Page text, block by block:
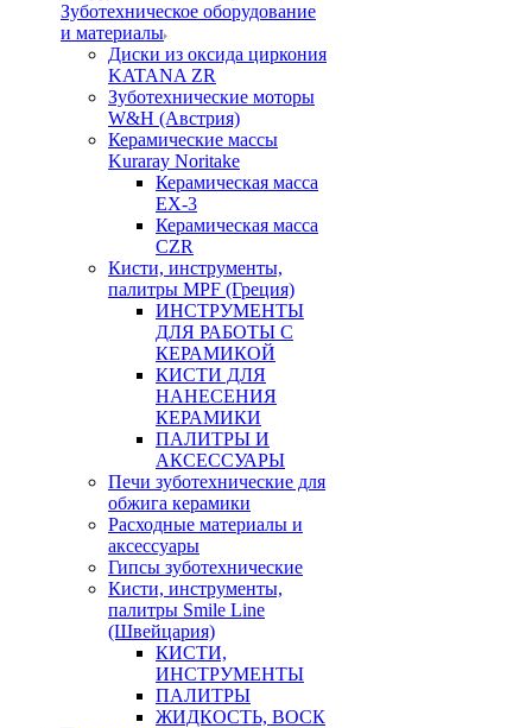
Зуботехническое оборудование
и материалы
Диски из оксида циркония
KATANA ZR
Зуботехнические моторы
W&H (Австрия)
Керамические массы
Kuraray Noritake
Керамическая масса
EX-3
Керамическая масса
CZR
Кисти, инструменты,
палитры MPF (Греция)
ИНСТРУМЕНТЫ
ДЛЯ РАБОТЫ С
КЕРАМИКОЙ
КИСТИ ДЛЯ
НАНЕСЕНИЯ
КЕРАМИКИ
ПАЛИТРЫ И
АКСЕССУАРЫ
Печи зуботехнические для
обжига керамики
Расходные материалы и
аксессуары
Гипсы зуботехнические
Кисти, инструменты,
палитры Smile Line
(Швейцария)
КИСТИ,
ИНСТРУМЕНТЫ
ПАЛИТРЫ
ЖИДКОСТЬ, ВОСК